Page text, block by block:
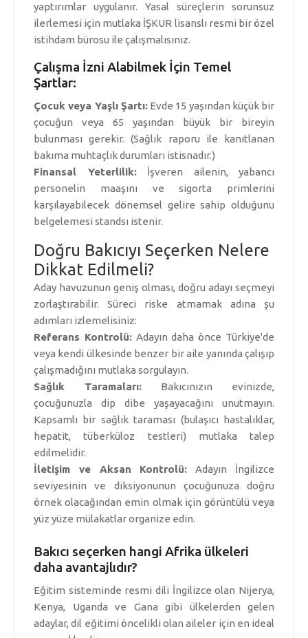
yaptırımlar uygulanır. Yasal süreçlerin sorunsuz
ilerlemesi için mutlaka İŞKUR lisanslı resmi bir özel
istihdam bürosu ile çalışmalısınız.
Çalışma İzni Alabilmek İçin Temel
Şartlar:
Çocuk veya Yaşlı Şartı:Evde 15 yaşından küçük bir
çocuğun veya 65 yaşından büyük bir bireyin
bulunması gerekir. (Sağlık raporu ile kanıtlanan
bakıma muhtaçlık durumları istisnadır.)
Finansal Yeterlilik:İşveren ailenin, yabancı
personelin maaşını ve sigorta primlerini
karşılayabilecek dönemsel gelire sahip olduğunu
belgelemesi standsı istenir.
Doğru Bakıcıyı Seçerken Nelere
Dikkat Edilmeli?
Aday havuzunun geniş olması, doğru adayı seçmeyi
zorlaştırabilir. Süreci riske atmamak adına şu
adımları izlemelisiniz:
Referans Kontrolü:Adayın daha önce Türkiye'de
veya kendi ülkesinde benzer bir aile yanında çalışıp
çalışmadığını mutlaka sorgulayın.
Sağlık Taramaları: Bakıcınızın evinizde,
çocuğunuzla dip dibe yaşayacağını unutmayın.
Kapsamlı bir sağlık taraması (bulaşıcı hastalıklar,
hepatit, tüberküloz testleri) mutlaka talep
edilmelidir.
İletişim ve Aksan Kontrolü: Adayın İngilizce
seviyesinin ve diksiyonunun çocuğunuza doğru
örnek olacağından emin olmak için görüntülü veya
yüz yüze mülakatlar organize edin.
Bakıcı seçerken hangi Afrika ülkeleri
daha avantajlıdır?
Eğitim sisteminde resmi dili İngilizce olan Nijerya,
Kenya, Uganda ve Gana gibi ülkelerden gelen
adaylar, dil eğitimi öncelikli olan aileler için en ideal